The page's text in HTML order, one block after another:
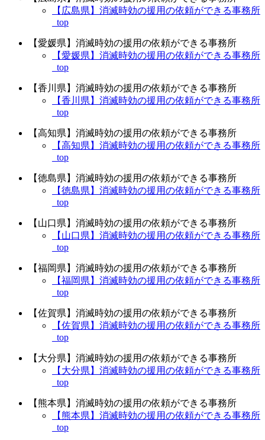
【広島県】消滅時効の援用の依頼ができる事務所
_top
【愛媛県】消滅時効の援用の依頼ができる事務所
【愛媛県】消滅時効の援用の依頼ができる事務所
_top
【香川県】消滅時効の援用の依頼ができる事務所
【香川県】消滅時効の援用の依頼ができる事務所
_top
【高知県】消滅時効の援用の依頼ができる事務所
【高知県】消滅時効の援用の依頼ができる事務所
_top
【徳島県】消滅時効の援用の依頼ができる事務所
【徳島県】消滅時効の援用の依頼ができる事務所
_top
【山口県】消滅時効の援用の依頼ができる事務所
【山口県】消滅時効の援用の依頼ができる事務所
_top
【福岡県】消滅時効の援用の依頼ができる事務所
【福岡県】消滅時効の援用の依頼ができる事務所
_top
【佐賀県】消滅時効の援用の依頼ができる事務所
【佐賀県】消滅時効の援用の依頼ができる事務所
_top
【大分県】消滅時効の援用の依頼ができる事務所
【大分県】消滅時効の援用の依頼ができる事務所
_top
【熊本県】消滅時効の援用の依頼ができる事務所
【熊本県】消滅時効の援用の依頼ができる事務所
_top